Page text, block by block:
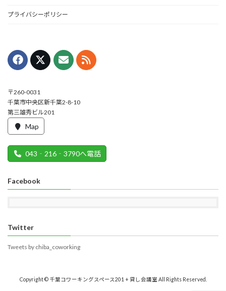
プライバシーポリシー
〒260-0031
千葉市中央区新千葉2-8-10
第三雄秀ビル201
Map
043‐216‐3790へ電話
Facebook
Twitter
Tweets by chiba_coworking
Copyright © 千葉コワーキングスペース201 + 貸し会議室 All Rights Reserved.